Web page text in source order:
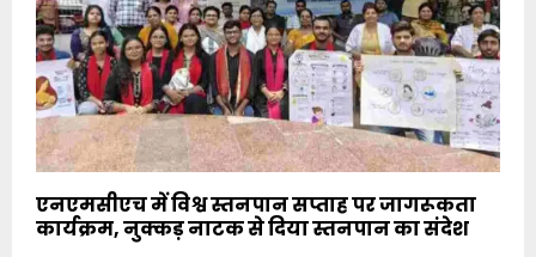
एनएमसीएच में विश्व स्तनपान सप्ताह पर जागरूकता
कार्यक्रम, नुक्कड़ नाटक से दिया स्तनपान का संदेश